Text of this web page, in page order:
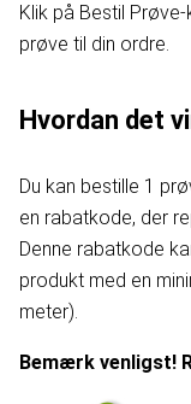
Klik på Bestil
prøve til din ordre.
Hvordan det
Du kan bestille 1
en rabatkode, der
Denne rabatkode
produkt med en
meter).
Bemærk venligst!